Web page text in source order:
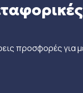
προσφορές για